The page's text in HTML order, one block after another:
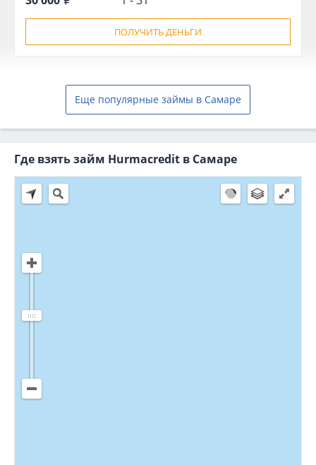
ПОЛУЧИТЬ ДЕНЬГИ
Еще популярные займы в Самаре
Где взять займ Hurmacredit в Самаре